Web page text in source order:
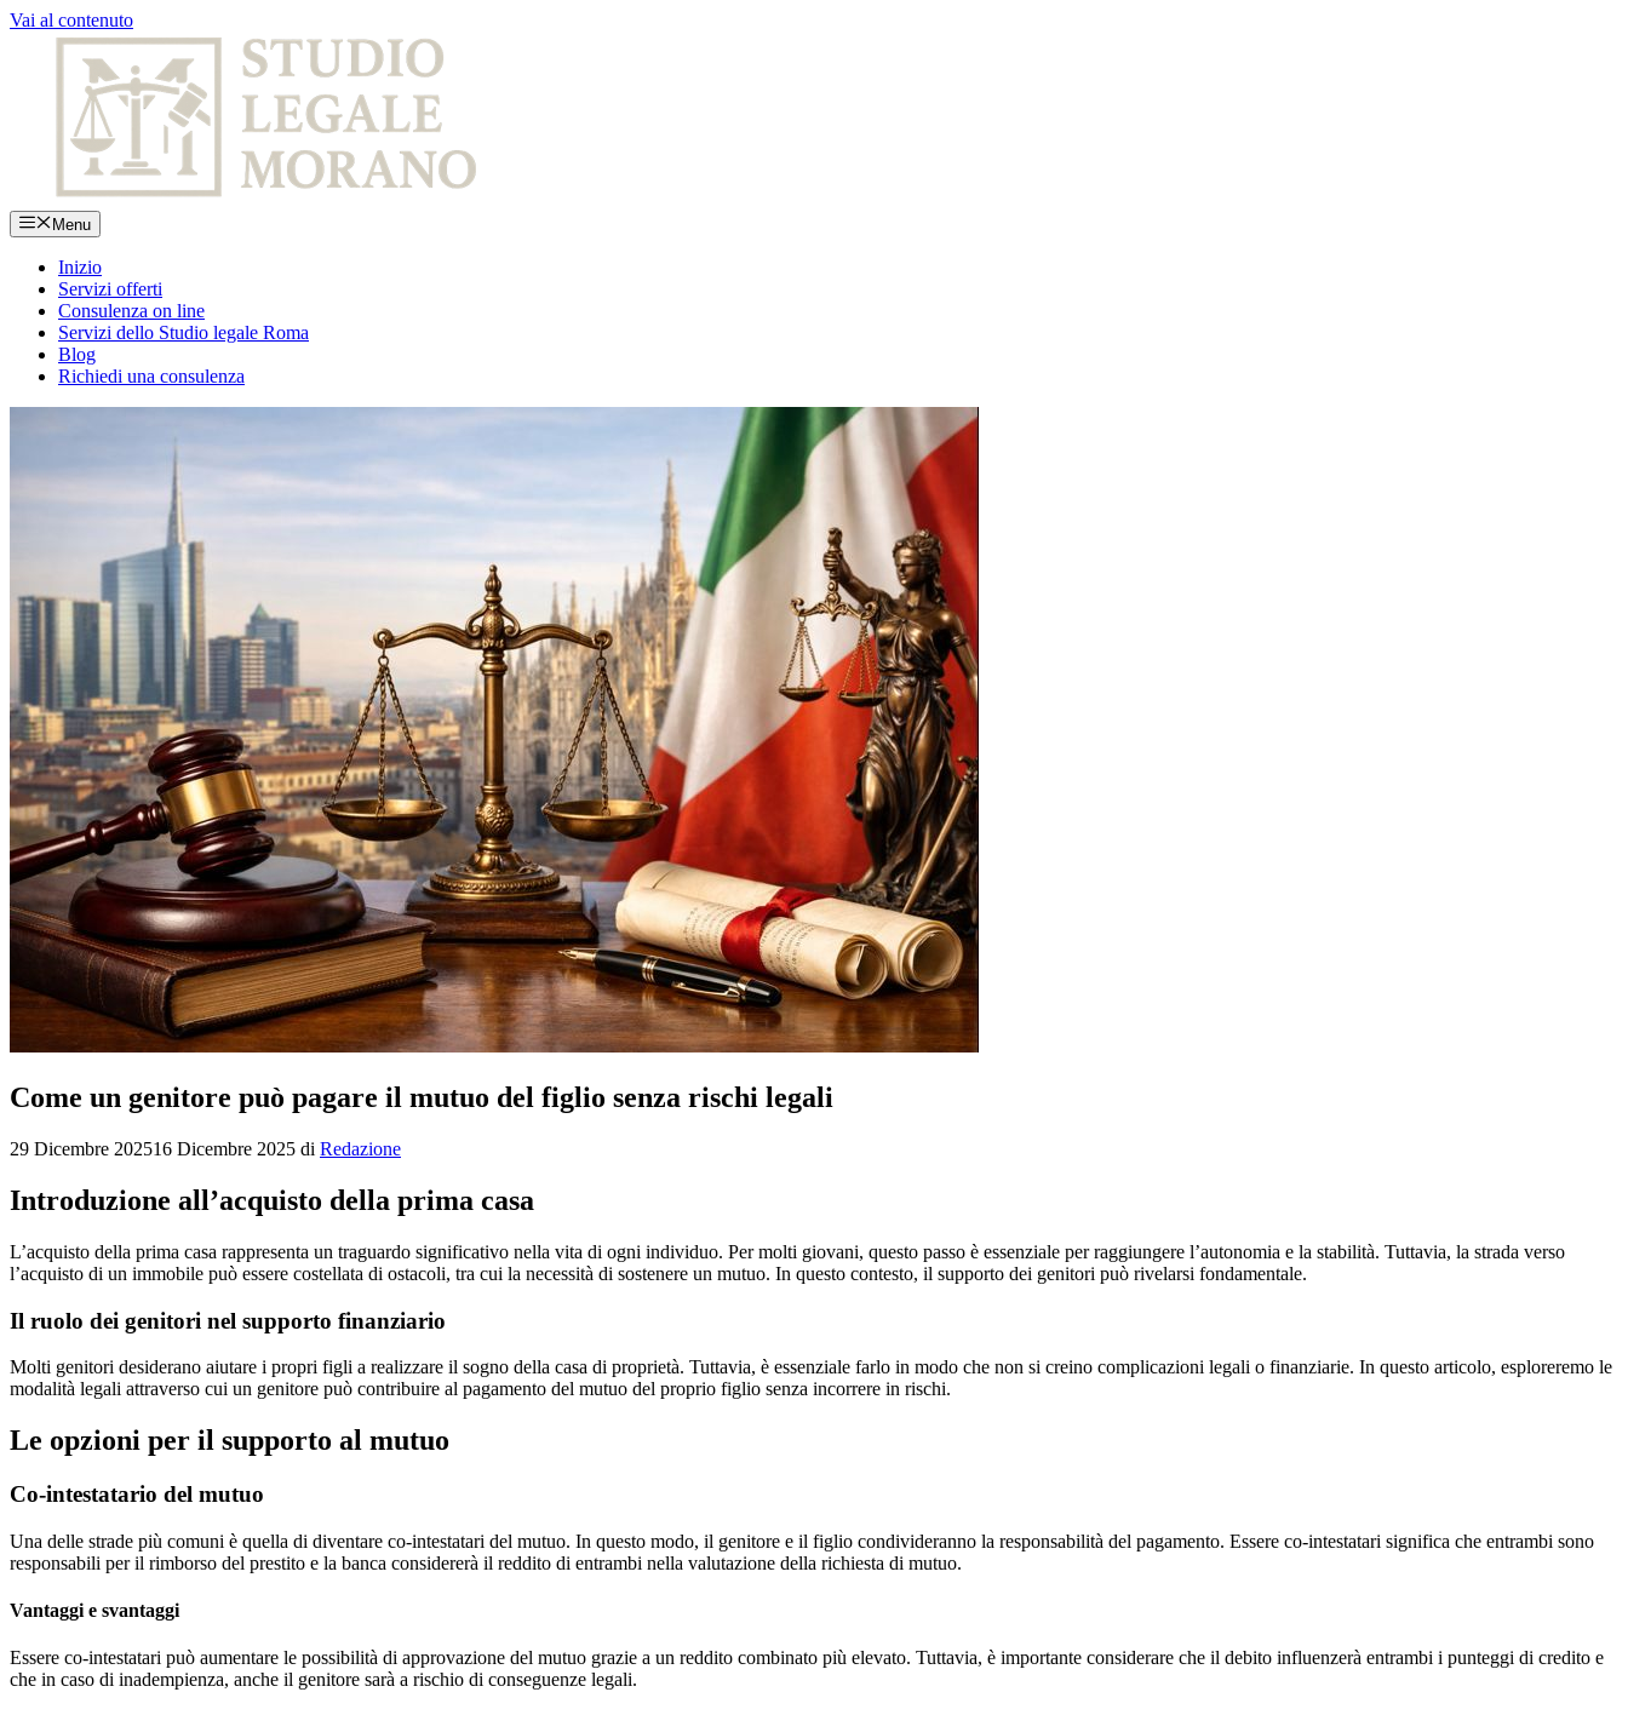
Vai al contenuto
Menu
Inizio
Servizi offerti
Consulenza on line
Servizi dello Studio legale Roma
Blog
Richiedi una consulenza
Come un genitore può pagare il mutuo del figlio senza rischi legali
29 Dicembre 202516 Dicembre 2025 di Redazione
Introduzione all’acquisto della prima casa
L’acquisto della prima casa rappresenta un traguardo significativo nella vita di ogni individuo. Per molti giovani, questo passo è essenziale per raggiungere l’autonomia e la stabilità. Tuttavia, la strada verso
l’acquisto di un immobile può essere costellata di ostacoli, tra cui la necessità di sostenere un mutuo. In questo contesto, il supporto dei genitori può rivelarsi fondamentale.
Il ruolo dei genitori nel supporto finanziario
Molti genitori desiderano aiutare i propri figli a realizzare il sogno della casa di proprietà. Tuttavia, è essenziale farlo in modo che non si creino complicazioni legali o finanziarie. In questo articolo, esploreremo le
modalità legali attraverso cui un genitore può contribuire al pagamento del mutuo del proprio figlio senza incorrere in rischi.
Le opzioni per il supporto al mutuo
Co-intestatario del mutuo
Una delle strade più comuni è quella di diventare co-intestatari del mutuo. In questo modo, il genitore e il figlio condivideranno la responsabilità del pagamento. Essere co-intestatari significa che entrambi sono
responsabili per il rimborso del prestito e la banca considererà il reddito di entrambi nella valutazione della richiesta di mutuo.
Vantaggi e svantaggi
Essere co-intestatari può aumentare le possibilità di approvazione del mutuo grazie a un reddito combinato più elevato. Tuttavia, è importante considerare che il debito influenzerà entrambi i punteggi di credito e
che in caso di inadempienza, anche il genitore sarà a rischio di conseguenze legali.